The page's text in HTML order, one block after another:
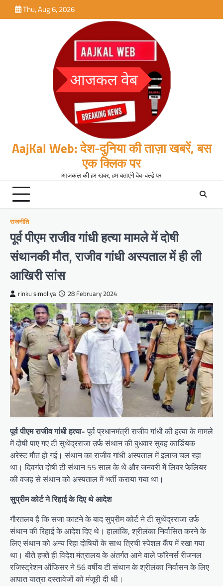
to
Thu, Aug 6, 2026
AajKal Web: देश-दुनिया की ताज़ा खबरें, बस
एक क्लिक पर
आजकल की हर खबर, हम बताएंगे वेब-वर्ल्ड पर
राजनीति
पूर्व पीएम राजीव गांधी हत्या मामले में दोषी
संथानकी मौत, राजीव गांधी अस्पताल में ही ली
आखिरी सांस
rinku simoliya 28 February 2024
पूर्व पीएम राजीव गांधी हत्या-पूर्व प्रधानमंत्री राजीव गांधी की हत्या के मामले
में दोषी पाए गए टी सुथेंद्रराजा उर्फ संथान की बुधवार सुबह कार्डियक
अरेस्ट मौत हो गई। संथान का राजीव गांधी अस्पताल में इलाज चल रहा
था। दिवगंत दोषी टी संथान 55 साल के थे और जनवरी में लिवर फेलियर
की वजह से संथान को अस्पताल में भर्ती कराया गया था।
सुप्रीम कोर्ट ने रिहाई के दिए थे आदेश
गौरतलब है कि सजा काटने के बाद सुप्रीम कोर्ट ने टी सुथेंद्रराजा उर्फ
संथान की रिहाई के आदेश दिए थे। हालांकि, श्रीलंका निर्वासित करने के
लिए संथान को अन्य रिहा दोषियों के साथ त्रिची स्पेशल कैंप में रखा गया
था। बीते हफ्ते ही विदेश मंत्रालय के अंतर्गत आने वाले फॉरेनर्स रीजनल
रजिस्ट्रेशन ऑफिसर ने 56 वर्षीय टी संथान के श्रीलंका निर्वासन के लिए
आपात यात्रा दस्तावेजों को मंजूरी दी थी।